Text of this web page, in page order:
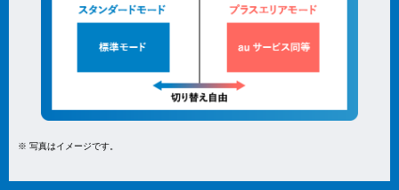
※ 写真はイメージです。